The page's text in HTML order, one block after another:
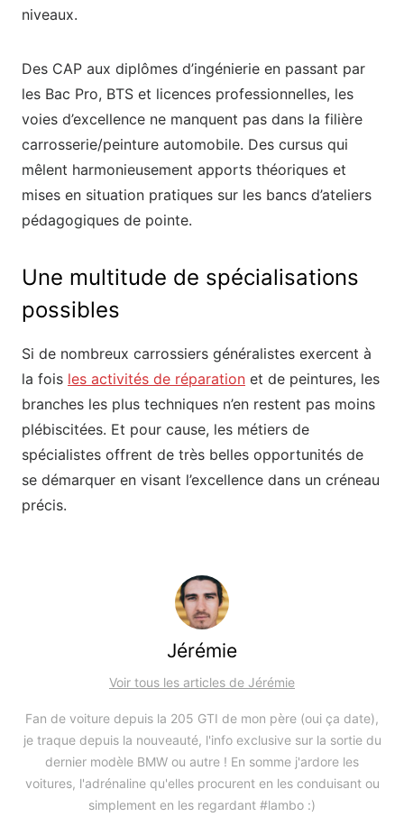
niveaux.
Des CAP aux diplômes d’ingénierie en passant par
les Bac Pro, BTS et licences professionnelles, les
voies d’excellence ne manquent pas dans la filière
carrosserie/peinture automobile. Des cursus qui
mêlent harmonieusement apports théoriques et
mises en situation pratiques sur les bancs d’ateliers
pédagogiques de pointe.
Une multitude de spécialisations
possibles
Si de nombreux carrossiers généralistes exercent à
la fois les activités de réparation et de peintures, les
branches les plus techniques n’en restent pas moins
plébiscitées. Et pour cause, les métiers de
spécialistes offrent de très belles opportunités de
se démarquer en visant l’excellence dans un créneau
précis.
Jérémie
Voir tous les articles de Jérémie
Fan de voiture depuis la 205 GTI de mon père (oui ça date),
je traque depuis la nouveauté, l'info exclusive sur la sortie du
dernier modèle BMW ou autre ! En somme j'ardore les
voitures, l'adrénaline qu'elles procurent en les conduisant ou
simplement en les regardant #lambo :)